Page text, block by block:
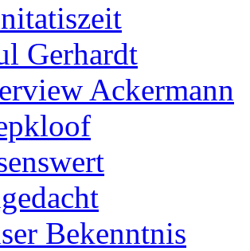
Gerhardt
Ackermann
Bekenntnis